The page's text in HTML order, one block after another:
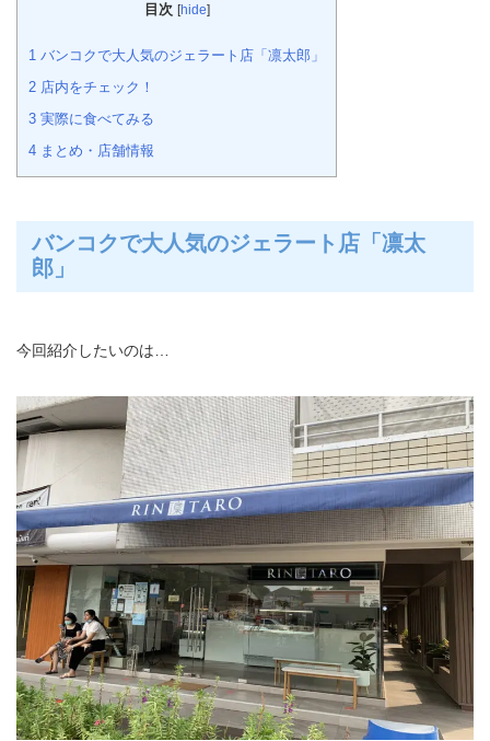
目次 [hide]
1 バンコクで大人気のジェラート店「凛太郎」
2 店内をチェック！
3 実際に食べてみる
4 まとめ・店舗情報
バンコクで大人気のジェラート店「凛太
郎」
今回紹介したいのは…